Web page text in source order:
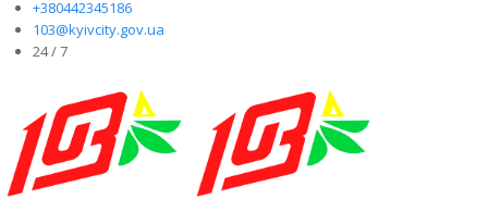
+380442345186
103@kyivcity.gov.ua
24 / 7